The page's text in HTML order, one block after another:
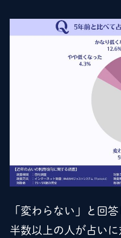
「変わらない」と回
半数以上の人が占い